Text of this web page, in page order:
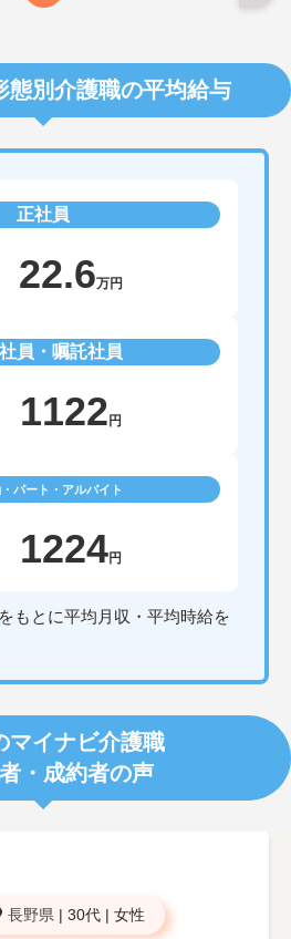
態別介護職の平均給与
正社員
22.6万円
員・嘱託社員
1122 円
パート・アルバイト
1224円
もとに平均月収・平均時給を
マイナビ介護職
・成約者の声
長野県 | 30代 | 女性